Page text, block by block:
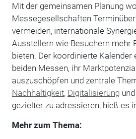
Mit der gemeinsamen Planung
Messegesellschaften
vermeiden, internationale
Ausstellern wie Besuchern mehr
bieten. Der koordinierte Kalender
beiden Messen, ihr
auszuschöpfen und zentrale
Nachhaltigkeit, Digitalisierungund
gezielter zu adressieren, hieß es
Mehr zum Thema: